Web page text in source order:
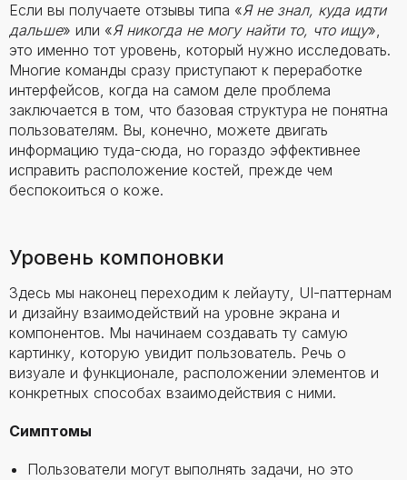
Если вы получаете отзывы типа «Я не знал, куда идти
дальше» или «Я никогда не могу найти то, что ищу»,
это именно тот уровень, который нужно исследовать.
Многие команды сразу приступают к переработке
интерфейсов, когда на самом деле проблема
заключается в том, что базовая структура не понятна
пользователям. Вы, конечно, можете двигать
информацию туда-сюда, но гораздо эффективнее
исправить расположение костей, прежде чем
беспокоиться о коже.
Уровень компоновки
Здесь мы наконец переходим к лейауту, UI-паттернам
и дизайну взаимодействий на уровне экрана и
компонентов. Мы начинаем создавать ту самую
картинку, которую увидит пользователь. Речь о
визуале и функционале, расположении элементов и
конкретных способах взаимодействия с ними.
Симптомы
Пользователи могут выполнять задачи, но это